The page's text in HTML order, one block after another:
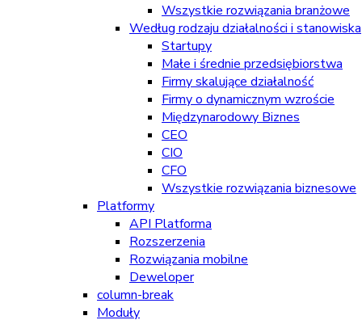
Wszystkie rozwiązania branżowe
Według rodzaju działalności i stanowiska
Startupy
Małe i średnie przedsiębiorstwa
Firmy skalujące działalność
Firmy o dynamicznym wzroście
Międzynarodowy Biznes
CEO
CIO
CFO
Wszystkie rozwiązania biznesowe
Platformy
API Platforma
Rozszerzenia
Rozwiązania mobilne
Deweloper
column-break
Moduły